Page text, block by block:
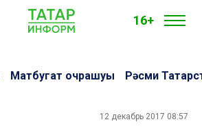
16+
Матбугат очрашуы Рәсми
12 декабрь 2017 08:57